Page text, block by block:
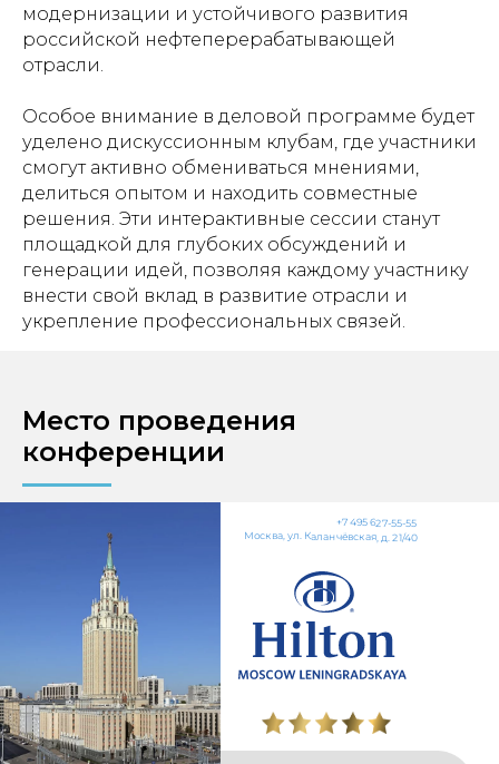
модернизации и устойчивого развития
российской нефтеперерабатывающей
отрасли.
Особое внимание в деловой программе будет
уделено дискуссионным клубам, где участники
смогут активно обмениваться мнениями,
делиться опытом и находить совместные
решения. Эти интерактивные сессии станут
площадкой для глубоких обсуждений и
генерации идей, позволяя каждому участнику
внести свой вклад в развитие отрасли и
укрепление профессиональных связей.
Место проведения
конференции
+7 495 627-55-55
Москва, ул. Каланчёвская, д. 21/40